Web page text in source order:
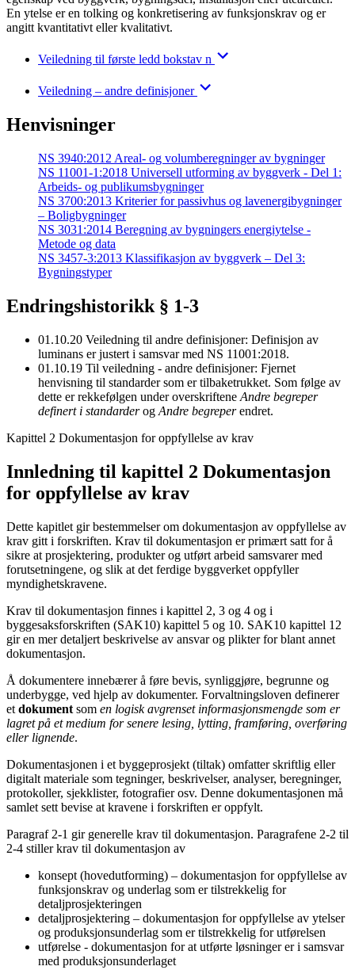
En ytelse er en tolking og konkretisering av funksjonskrav og er
angitt kvantitativt eller kvalitativt.
Veiledning til første ledd bokstav n
Veiledning – andre definisjoner
Henvisninger
NS 3940:2012 Areal- og volumberegninger av bygninger
NS 11001-1:2018 Universell utforming av byggverk - Del 1:
Arbeids- og publikumsbygninger
NS 3700:2013 Kriterier for passivhus og lavenergibygninger
– Boligbygninger
NS 3031:2014 Beregning av bygningers energiytelse -
Metode og data
NS 3457-3:2013 Klassifikasjon av byggverk – Del 3:
Bygningstyper
Endringshistorikk § 1-3
01.10.20 Veiledning til andre definisjoner: Definisjon av
luminans er justert i samsvar med NS 11001:2018.
01.10.19 Til veiledning - andre definisjoner: Fjernet
henvisning til standarder som er tilbaketrukket. Som følge av
dette er rekkefølgen under overskriftene Andre begreper
definert i standarderog Andre begreperendret.
Kapittel 2 Dokumentasjon for oppfyllelse av krav
Innledning til kapittel 2 Dokumentasjon
for oppfyllelse av krav
Dette kapitlet gir bestemmelser om dokumentasjon av oppfyllelse av
krav gitt i forskriften. Krav til dokumentasjon er primært satt for å
sikre at prosjektering, produkter og utført arbeid samsvarer med
forutsetningene, og slik at det ferdige byggverket oppfyller
myndighetskravene.
Krav til dokumentasjon finnes i kapittel 2, 3 og 4 og i
byggesaksforskriften (SAK10) kapittel 5 og 10. SAK10 kapittel 12
gir en mer detaljert beskrivelse av ansvar og plikter for blant annet
dokumentasjon.
Å dokumentere innebærer å føre bevis, synliggjøre, begrunne og
underbygge, ved hjelp av dokumenter. Forvaltningsloven definerer
et dokument som en logisk avgrenset informasjonsmengde som er
lagret på et medium for senere lesing, lytting, framføring, overføring
eller lignende.
Dokumentasjonen i et byggeprosjekt (tiltak) omfatter skriftlig eller
digitalt materiale som tegninger, beskrivelser, analyser, beregninger,
protokoller, sjekklister, fotografier osv. Denne dokumentasjonen må
samlet sett bevise at kravene i forskriften er oppfylt.
Paragraf 2-1 gir generelle krav til dokumentasjon. Paragrafene 2-2 til
2-4 stiller krav til dokumentasjon av
konsept (hovedutforming) – dokumentasjon for oppfyllelse av
funksjonskrav og underlag som er tilstrekkelig for
detaljprosjekteringen
detaljprosjektering – dokumentasjon for oppfyllelse av ytelser
og produksjonsunderlag som er tilstrekkelig for utførelsen
utførelse - dokumentasjon for at utførte løsninger er i samsvar
med produksjonsunderlaget